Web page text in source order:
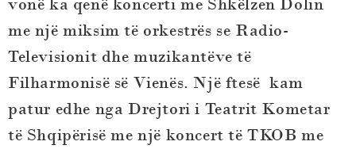
vonë ka qenë koncerti me Shkëlzen Dolin
me një miksim të orkestrës se Radio-
Televisionit dhe muzikantëve të
Filharmonisë së Vienës. Një ftesë kam
patur edhe nga Drejtori i Teatrit Kometar
të Shqipërisë me një koncert të TKOB me